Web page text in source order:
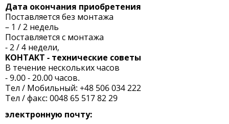
Дата окончания приобретения
Поставляется без монтажа
– 1 / 2 недель
Поставляется с монтажа
- 2 / 4 недели,
КОНТАКТ - технические советы
В течение нескольких часов
- 9.00 - 20.00 часов.
Тел / Мобильный: +48 506 034 222
Тел / факс: 0048 65 517 82 29
электронную почту: